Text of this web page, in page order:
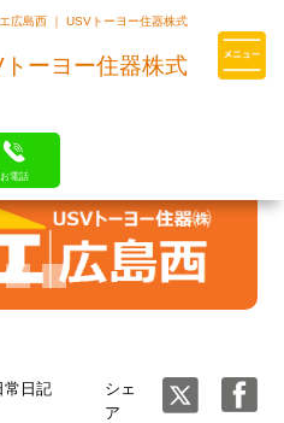
の厳しい基準を
広島西 ｜ USVトーヨー住器株式
ーヨー住器株式
お電話
常日記
シェ
ア